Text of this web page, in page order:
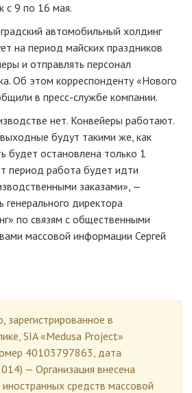
с 9 по 16 мая.
автомобильный холдинг
на период майских праздников
и отправлять персонал
Об этом корреспонденту «Нового
в пресс-службе компании.
нет. Конвейеры работают.
будут такими же, как
будет остановлена только 1
период работа будет идти
заказами», —
генерального директора
по связям с общественными
массовой информации Сергей
зарегистрированное в
SIA «Medusa Project»
40103797863, дата
— Организация внесена
средств массовой